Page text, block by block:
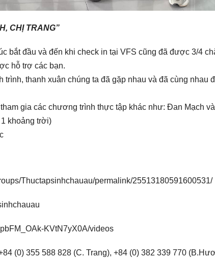
CHỊ TRANG”
bắt đầu và đến khi check in tại VFS cũng đã được 3/4
hỗ trợ các bạn.
thanh xuân chúng ta đã gặp nhau và đã cùng nhau
gia các chương trình thực tập khác như: Đan Mạch
khoảng trời)
Thuctapsinhchauau/permalink/25513180591600531/
KVtN7yX0A/videos
(0) 355 588 828 (C. Trang), +84 (0) 382 339 770